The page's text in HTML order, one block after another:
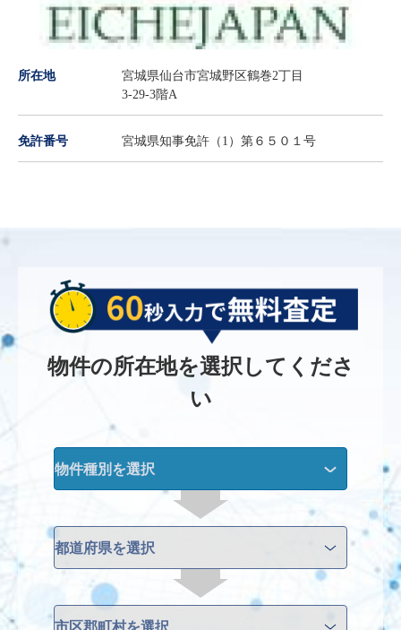
所在地
宮城県仙台市宮城野区鶴巻2丁目
3-29-3階A
免許番号 宮城県知事免許（1）第６５０１号
物件の所在地を選択してくださ
い